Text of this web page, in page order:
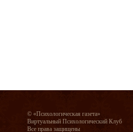
© «Психологическая газета»
Виртуальный Психологический Клуб
Все права защищены